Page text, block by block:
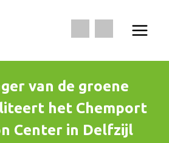
van de groene
het Chemport
Center in Delfzijl